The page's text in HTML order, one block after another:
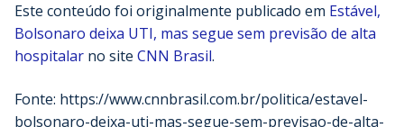
Este conteúdo foi originalmente publicado em Estável,
Bolsonaro deixa UTI, mas segue sem previsão de alta
hospitalar no site CNN Brasil.
Fonte: https://www.cnnbrasil.com.br/politica/estavel-
bolsonaro-deixa-uti-mas-segue-sem-previsao-de-alta-